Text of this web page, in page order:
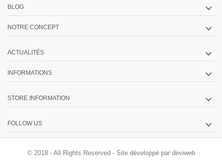
BLOG
NOTRE CONCEPT
ACTUALITÉS
INFORMATIONS
STORE INFORMATION
FOLLOW US
© 2018 - All Rights Reserved - Site développé par deviweb